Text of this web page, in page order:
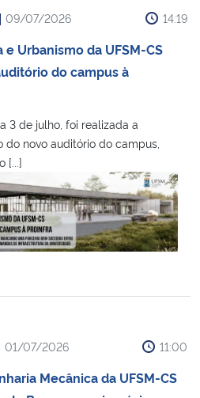
09/07/2026 14:19
Urbanismo da UFSM-CS
do campus à
3 de julho, foi realizada a
novo auditório do campus,
[...]
01/07/2026 11:00
Mecânica da UFSM-CS